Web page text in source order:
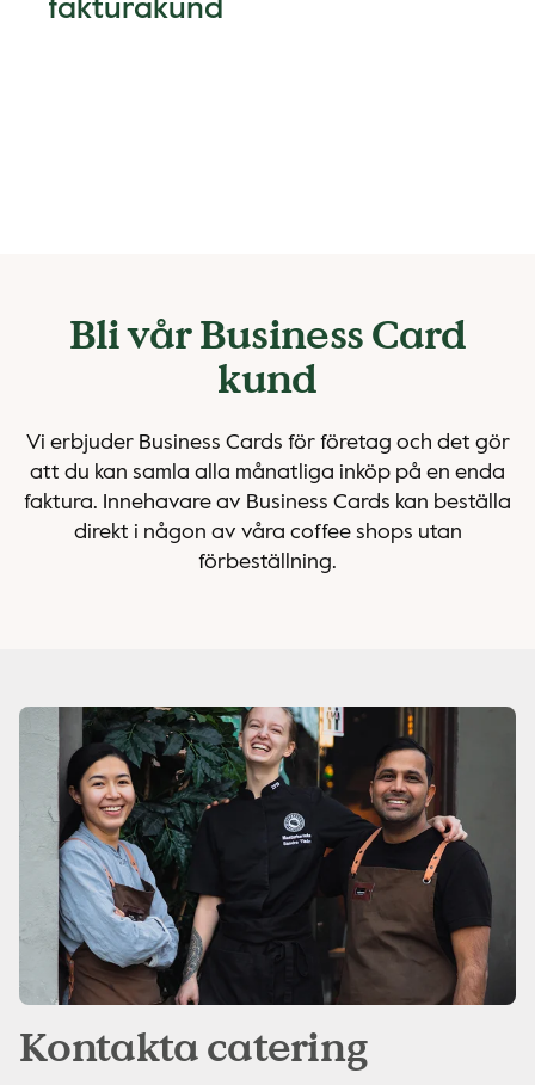
fakturakund
Bli vår Business Card
kund
Vi erbjuder Business Cards för företag och det gör
att du kan samla alla månatliga inköp på en enda
faktura. Innehavare av Business Cards kan beställa
direkt i någon av våra coffee shops utan
förbeställning.
Kontakta catering